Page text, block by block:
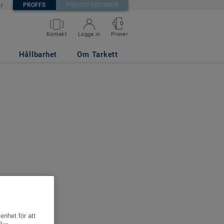
PROFFS PRIVATPERSONER
Kontakt Logga in
0
Prover
Hållbarhet Om Tarkett
för att